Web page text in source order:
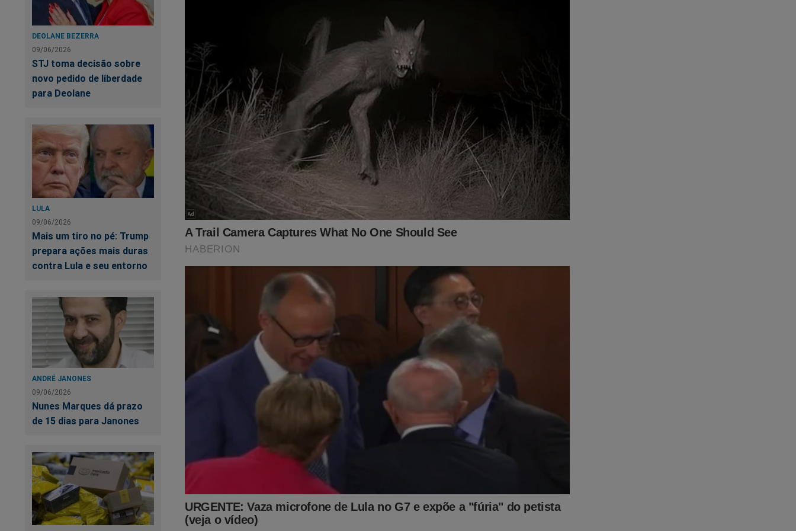
DEOLANE BEZERRA
09/06/2026
STJ toma decisão sobre
novo pedido de liberdade
para Deolane
LULA
09/06/2026
Mais um tiro no pé: Trump
prepara ações mais duras
contra Lula e seu entorno
ANDRÉ JANONES
09/06/2026
Nunes Marques dá prazo
de 15 dias para Janones
ressarcir os valores estimados pelas autoridades. As apurações apontam que os desvios
investigados podem alcançar cerca de R$ 60 bilhões. Entretanto, a discussão sobre eventual
reparação financeira somente deverá avançar caso o conteúdo probatório da delação seja
considerado suficiente para justificar a homologação do acordo.
Compre sua Bandeira e ganhe um presente especial às vésperas da
Copa e da eleição
Por menos de R$ 10, tenha na mão o conteúdo mais temido pelo
"sistema"
Os segredos de Viviane Barci no Caso Master? Dias Toffoli? Alexandre de Moraes? Nem tudo
saiu na imprensa... Há informações que a velha mídia brasileira não teve coragem de noticiar.
Por esse motivo, acaba de surgir o livro